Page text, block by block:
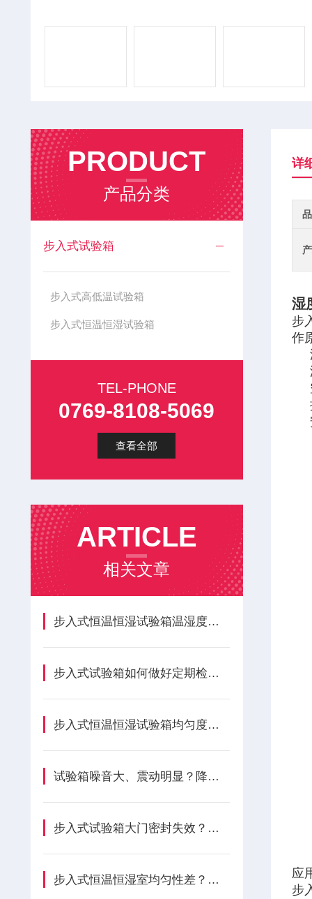
PRODUCT
产品分类
步入式试验箱
步入式高低温试验箱
步入式恒温恒湿试验箱
TEL-PHONE
0769-8108-5069
查看全部
ARTICLE
相关文章
步入式恒温恒湿试验箱温湿度不均该如何优化调整？
步入式试验箱如何做好定期检修？
步入式恒温恒湿试验箱均匀度差?，风道优化方案
试验箱噪音大、震动明显？降噪减震处理技巧
步入式试验箱大门密封失效？门锁、铰链与密封条怎样更换
步入式恒温恒湿室均匀性差？送风方式与匀流系统怎样优化
详
湿
步
作
应
步